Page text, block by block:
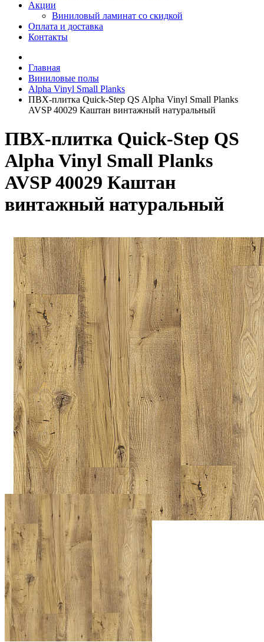
Акции
Виниловый ламинат со скидкой
Оплата и доставка
Контакты
Главная
Виниловые полы
Alpha Vinyl Small Planks
ПВХ-плитка Quick-Step QS Alpha Vinyl Small Planks
AVSP 40029 Каштан винтажный натуральный
ПВХ-плитка Quick-Step QS
Alpha Vinyl Small Planks
AVSP 40029 Каштан
винтажный натуральный